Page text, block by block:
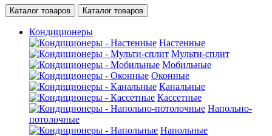
Каталог товаров Каталог товаров
Кондиционеры
Настенные
Мульти-сплит
Мобильные
Оконные
Канальные
Кассетные
Напольно-
потолочные
Напольные